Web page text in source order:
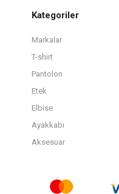
Kategoriler
Markalar
T-shirt
Pantolon
Etek
Elbise
Ayakkabı
Aksesuar